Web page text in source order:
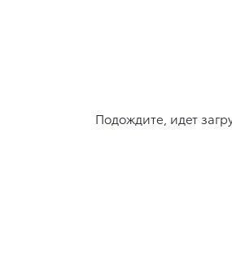
Подождите, идет